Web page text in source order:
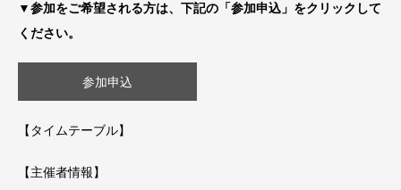
▼参加をご希望される方は、下記の「参加申込」をクリックして
ください。
参加申込
【タイムテーブル】
【主催者情報】